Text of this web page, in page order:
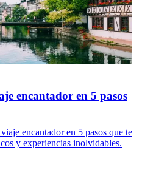
encantador en 5 pasos
encantador en 5 pasos que te
y experiencias inolvidables.